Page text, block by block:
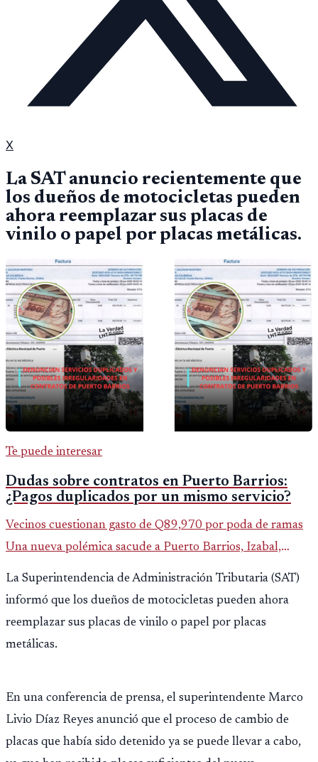
X
La SAT anuncio recientemente que
los dueños de motocicletas pueden
ahora reemplazar sus placas de
vinilo o papel por placas metálicas.
Te puede interesar
Dudas sobre contratos en Puerto Barrios:
¿Pagos duplicados por un mismo servicio?
Vecinos cuestionan gasto de Q89,970 por poda de ramas
Una nueva polémica sacude a Puerto Barrios, Izabal,
luego de que saliera a la luz un contrato municipal que
asigna casi Q90 mi
La Superintendencia de Administración Tributaria (SAT)
informó que los dueños de motocicletas pueden ahora
reemplazar sus placas de vinilo o papel por placas
metálicas.
En una conferencia de prensa, el superintendente Marco
Livio Díaz Reyes anunció que el proceso de cambio de
placas que había sido detenido ya se puede llevar a cabo,